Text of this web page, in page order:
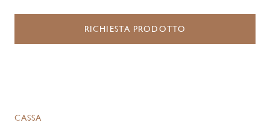
RICHIESTA PRODOTTO
CASSA